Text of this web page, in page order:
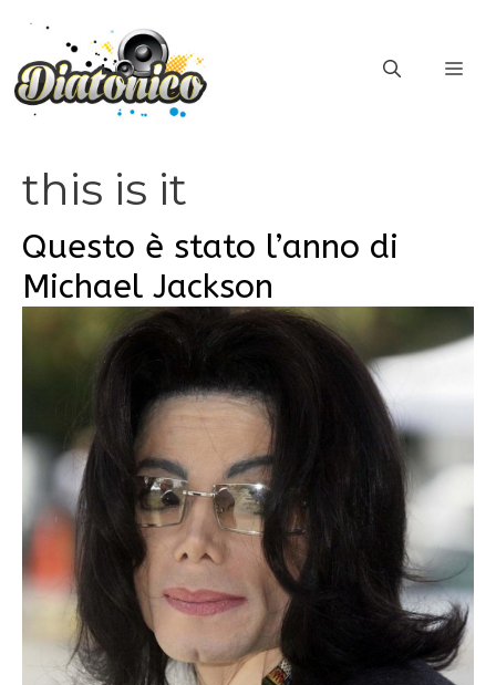
contenuto
this is it
Questo è stato l’anno di
Michael Jackson